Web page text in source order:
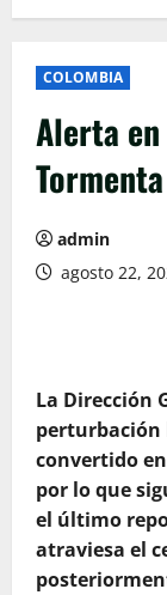
COLOMBIA
Alerta
admin
agosto 22,
La Dirección
perturbación
convertido
por lo que
el último
atraviesa el